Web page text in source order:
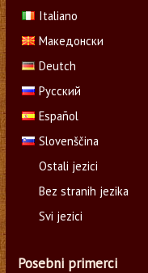
Italiano
Македонски
Deutch
Русский
Español
Slovenščina
Ostali jezici
Bez stranih jezika
Svi jezici
Posebni primerci